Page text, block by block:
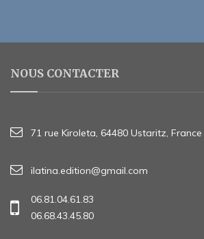
NOUS CONTACTER
71 rue Kiroleta, 64480 Ustaritz, France
ilatina.edition@gmail.com
06.81.04.61.83
06.68.43.45.80